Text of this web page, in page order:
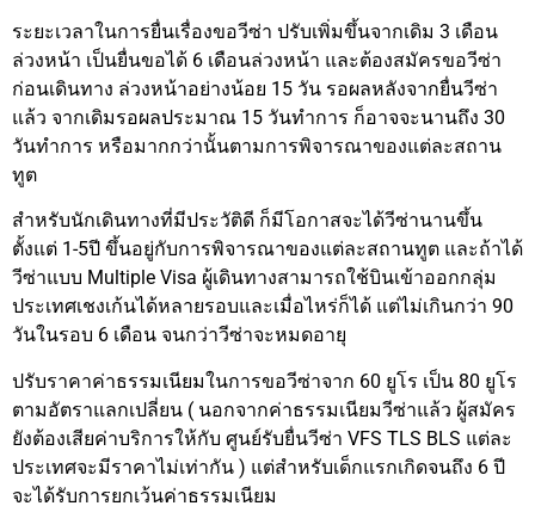
ระยะเวลาในการยื่นเรื่องขอวีซ่า ปรับเพิ่มขึ้นจากเดิม 3 เดือน
ล่วงหน้า เป็นยื่นขอได้ 6 เดือนล่วงหน้า และต้องสมัครขอวีซ่า
ก่อนเดินทาง ล่วงหน้าอย่างน้อย 15 วัน รอผลหลังจากยื่นวีซ่า
แล้ว จากเดิมรอผลประมาณ 15 วันทำการ ก็อาจจะนานถึง 30
วันทำการ หรือมากกว่านั้นตามการพิจารณาของแต่ละสถาน
ทูต
สำหรับนักเดินทางที่มีประวัติดี ก็มีโอกาสจะได้วีซ่านานขึ้น
ตั้งแต่ 1-5ปี ขึ้นอยู่กับการพิจารณาของแต่ละสถานทูต และถ้าได้
วีซ่าแบบ Multiple Visa ผู้เดินทางสามารถใช้บินเข้าออกกลุ่ม
ประเทศเชงเก้นได้หลายรอบและเมื่อไหร่ก็ได้ แต่ไม่เกินกว่า 90
วันในรอบ 6 เดือน จนกว่าวีซ่าจะหมดอายุ
ปรับราคาค่าธรรมเนียมในการขอวีซ่าจาก 60 ยูโร เป็น 80 ยูโร
ตามอัตราแลกเปลี่ยน ( นอกจากค่าธรรมเนียมวีซ่าแล้ว ผู้สมัคร
ยังต้องเสียค่าบริการให้กับ ศูนย์รับยื่นวีซ่า VFS TLS BLS แต่ละ
ประเทศจะมีราคาไม่เท่ากัน ) แต่สำหรับเด็กแรกเกิดจนถึง 6 ปี
จะได้รับการยกเว้นค่าธรรมเนียม